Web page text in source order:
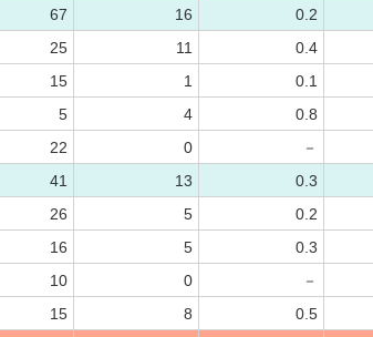
67 16 0.2
25 11 0.4
15 1 0.1
5 4 0.8
22 0 －
41 13 0.3
26 5 0.2
16 5 0.3
10 0 －
15 8 0.5